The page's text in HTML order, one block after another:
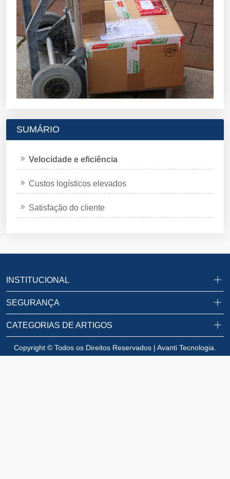
SUMÁRIO
Velocidade e eficiência
Custos logísticos elevados
Satisfação do cliente
INSTITUCIONAL
SEGURANÇA
CATEGORIAS DE ARTIGOS
Copyright © Todos os Direitos Reservados | Avanti Tecnologia.